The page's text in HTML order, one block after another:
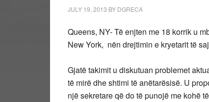
JULY 19, 2013 BY DGRECA
Queens, NY- Të enjten me 18 korrik u
New York, nën drejtimin e kryetarit të
Gjatë takimit u diskutuan problemet
të mirë dhe shtimi të anëtarësisë. U
një sekretare që do të punojë me kohë